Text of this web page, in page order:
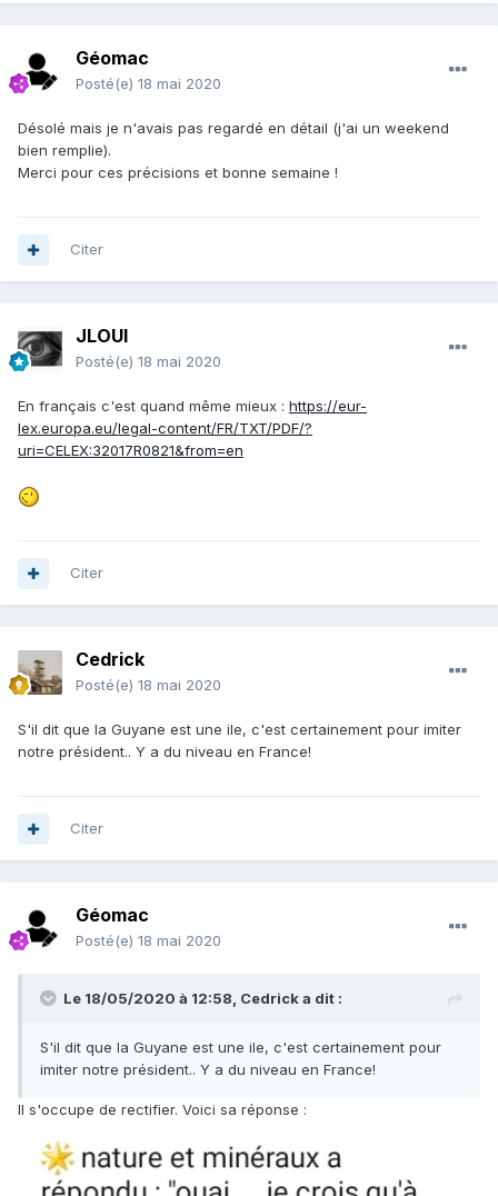
Géomac
Posté(e) 18 mai 2020
Désolé mais je n'avais pas regardé en détail (j'ai un weekend
bien remplie).
Merci pour ces précisions et bonne semaine !
Citer
JLOUI
Posté(e) 18 mai 2020
En français c'est quand même mieux : https://eur-
lex.europa.eu/legal-content/FR/TXT/PDF/?
uri=CELEX:32017R0821&from=en
Citer
Cedrick
Posté(e) 18 mai 2020
S'il dit que la Guyane est une ile, c'est certainement pour imiter
notre président.. Y a du niveau en France!
Citer
Géomac
Posté(e) 18 mai 2020
Le 18/05/2020 à 12:58, Cedricka dit :
S'il dit que la Guyane est une ile, c'est certainement pour
imiter notre président.. Y a du niveau en France!
Il s'occupe de rectifier. Voici sa réponse :